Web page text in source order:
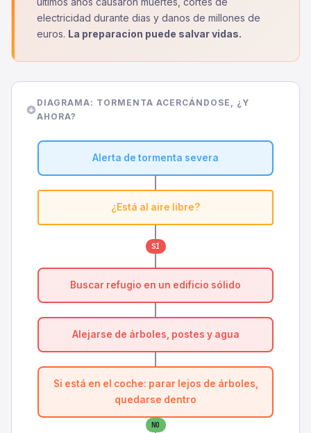
electricidad durante dias y danos de millones de
euros. La preparacion puede salvar vidas.
DIAGRAMA: TORMENTA ACERCÁNDOSE, ¿Y
AHORA?
Alerta de tormenta severa
¿Está al aire libre?
SÍ
Buscar refugio en un edificio sólido
Alejarse de árboles, postes y agua
Si está en el coche: parar lejos de árboles,
quedarse dentro
NO